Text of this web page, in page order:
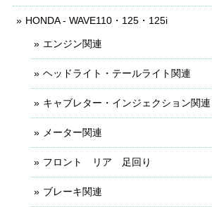
HONDA - WAVE110・125・125i
エンジン関連
ヘッドライト・テールライト関連
キャブレター・インジェクション関連
メーター関連
フロント リア 足回り
ブレーキ関連